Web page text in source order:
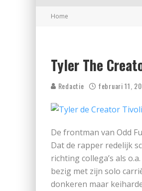
Home
Tyler The
Redactie februari 11,
De frontman van Odd
Dat de rapper redelijk
richting collega’s als
bezig met zijn solo
donkeren maar